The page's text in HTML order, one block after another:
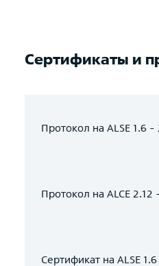
Сертификаты и
Протокол на ALSE 1.6 -
Протокол на ALCE 2.12
Сертификат на ALSE